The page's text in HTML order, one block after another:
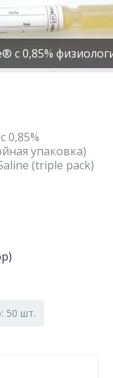
0,85%
0,85%
упаковка)
(triple pack)
50 шт.